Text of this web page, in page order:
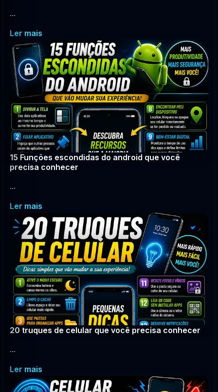
...
Ler mais
15 Funções escondidas do android que você
precisa conhecer
...
Ler mais
20 truques de celular que você precisa conhecer
...
Ler mais